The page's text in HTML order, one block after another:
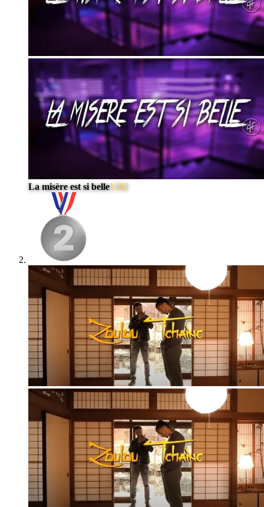
La misère est si belle1392